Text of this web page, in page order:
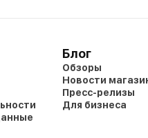
Блог
Обзоры
Новости
Пресс-релизы
Для бизнеса